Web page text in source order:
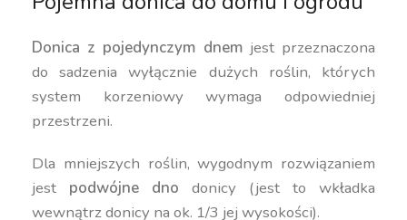
Donica z pojedynczym dnemjest przeznaczona
do sadzenia wyłącznie dużych roślin, których
system korzeniowy wymaga odpowiedniej
przestrzeni.
Dla mniejszych roślin, wygodnym rozwiązaniem
jest podwójne dno donicy (jest to wkładka
wewnątrz donicy na ok. 1/3 jej wysokości).